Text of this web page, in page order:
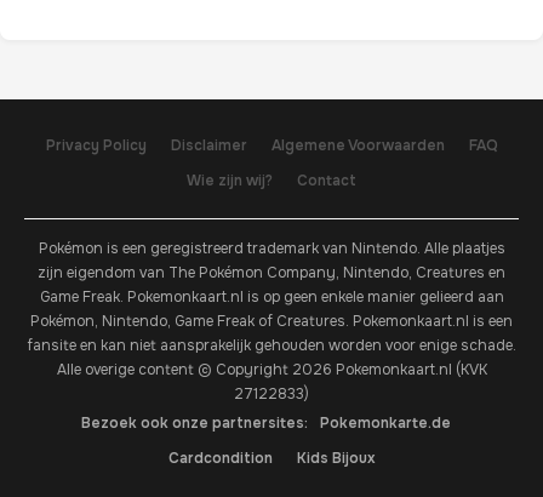
Privacy Policy Disclaimer Algemene Voorwaarden
FAQ
Wie zijn wij?
Contact
Pokémon is een geregistreerd trademark van Nintendo. Alle plaatjes
zijn eigendom van The Pokémon Company, Nintendo, Creatures en
Game Freak. Pokemonkaart.nl is op geen enkele manier gelieerd aan
Pokémon, Nintendo, Game Freak of Creatures. Pokemonkaart.nl is een
fansite en kan niet aansprakelijk gehouden worden voor enige schade.
Alle overige content © Copyright 2026 Pokemonkaart.nl (KVK
27122833)
Bezoek ook onze partnersites:
Pokemonkarte.de
Cardcondition
Kids Bijoux